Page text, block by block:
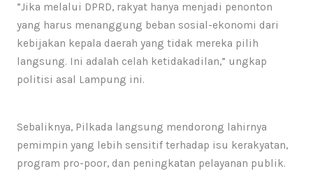
​”Jika melalui DPRD, rakyat hanya menjadi penonton
yang harus menanggung beban sosial-ekonomi dari
kebijakan kepala daerah yang tidak mereka pilih
langsung. Ini adalah celah ketidakadilan,” ungkap
politisi asal Lampung ini.​
Sebaliknya, Pilkada langsung mendorong lahirnya
pemimpin yang lebih sensitif terhadap isu kerakyatan,
program pro-poor, dan peningkatan pelayanan publik.